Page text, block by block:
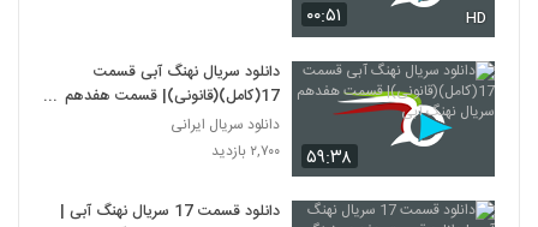
۰۰:۵۱ HD
۵۹:۳۸
دانلود سریال نهنگ آبی قسمت
17(کامل)(قانونی)| قسمت هفدهم
سریال نهنگ آبی
دانلود سریال ایرانی
۲,۷۰۰ بازدید
دانلود قسمت 17 سریال نهنگ آبی |